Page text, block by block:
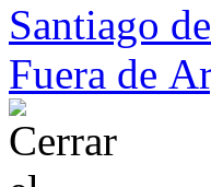
Santiago
Fuera de